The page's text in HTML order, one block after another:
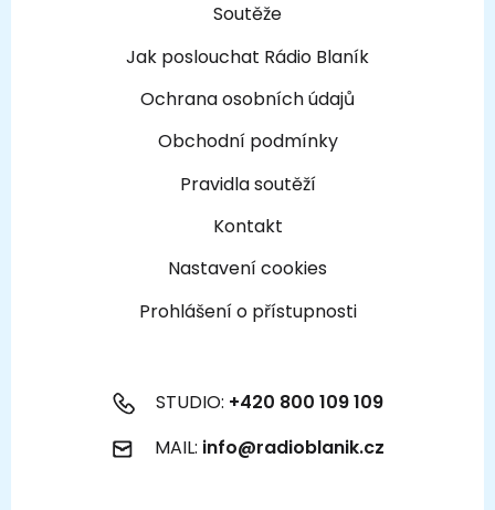
Soutěže
Jak poslouchat Rádio Blaník
Ochrana osobních údajů
Obchodní podmínky
Pravidla soutěží
Kontakt
Nastavení cookies
Prohlášení o přístupnosti
STUDIO: +420 800 109 109
MAIL: info@radioblanik.cz